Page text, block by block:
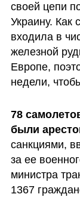
своей цепи
Украину. Как
входила в
железной
Европе,
недели,
78
были
санкциями,
за ее
министра
1367